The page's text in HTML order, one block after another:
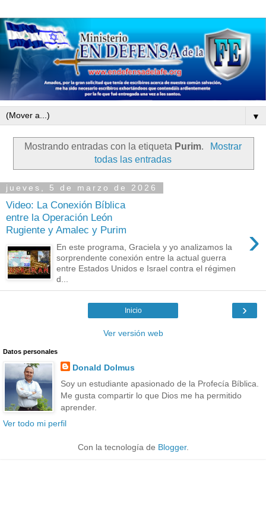
▼
Mostrando entradas con la etiqueta Purim.
Mostrar
todas las entradas
jueves, 5 de marzo de 2026
Video: La Conexión Bíblica
entre la Operación León
Rugiente y Amalec y Purim
›
En este programa, Graciela y yo analizamos la
sorprendente conexión entre la actual guerra
entre Estados Unidos e Israel contra el régimen
d...
›
Inicio
Ver versión web
Datos personales
Donald Dolmus
Soy un estudiante apasionado de la Profecía Bíblica.
Me gusta compartir lo que Dios me ha permitido
aprender.
Ver todo mi perfil
Con la tecnología de Blogger.